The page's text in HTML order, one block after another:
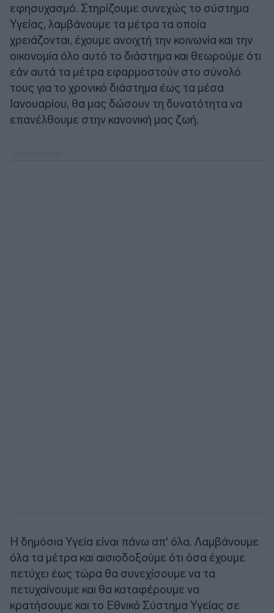
εφησυχασμό. Στηρίζουμε συνεχώς το σύστημα
Υγείας, λαμβάνουμε τα μέτρα τα οποία
χρειάζονται, έχουμε ανοιχτή την κοινωνία και την
οικονομία όλο αυτό το διάστημα και θεωρούμε ότι
εάν αυτά τα μέτρα εφαρμοστούν στο σύνολό
τους για το χρονικό διάστημα έως τα μέσα
Ιανουαρίου, θα μας δώσουν τη δυνατότητα να
επανέλθουμε στην κανονική μας ζωή.
Η δημόσια Υγεία είναι πάνω απ' όλα. Λαμβάνουμε
όλα τα μέτρα και αισιοδοξούμε ότι όσα έχουμε
πετύχει έως τώρα θα συνεχίσουμε να τα
πετυχαίνουμε και θα καταφέρουμε να
κρατήσουμε και το Εθνικό Σύστημα Υγείας σε